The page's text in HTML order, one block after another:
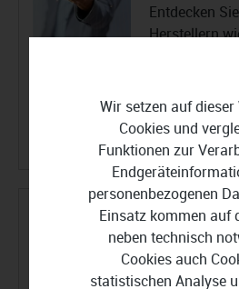
Entdecken
Herstellern
günstige
schneller
Festplatte
Der Ratgeber
Mirroring und
Festplatten
Wir setzen auf dieser
Cookies und
Funktionen zur
personenbezogenen
Einsatz kommen auf
neben technisch
Cookies auch
statistischen Analyse